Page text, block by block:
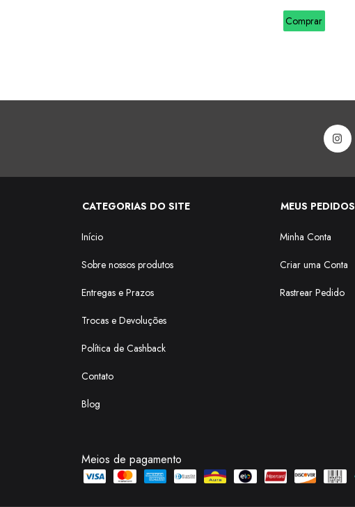
Comprar
CATEGORIAS DO SITE
Início
Sobre nossos produtos
Entregas e Prazos
Trocas e Devoluções
Política de Cashback
Contato
Blog
MEUS PEDIDOS
Minha Conta
Criar uma Conta
Rastrear Pedido
Meios de pagamento